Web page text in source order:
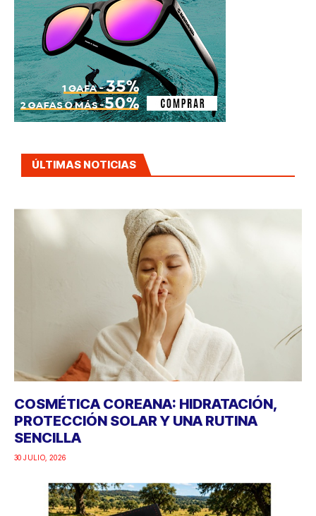
ÚLTIMAS NOTICIAS
COSMÉTICA COREANA: HIDRATACIÓN,
PROTECCIÓN SOLAR Y UNA RUTINA
SENCILLA
30 JULIO, 2026